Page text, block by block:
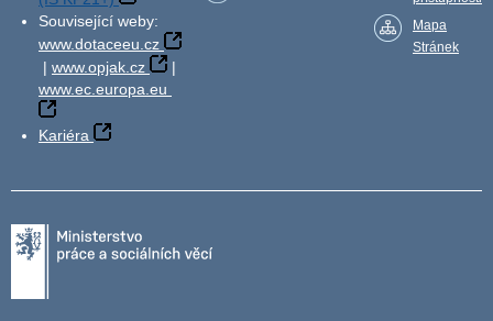
Související weby:
www.dotaceeu.cz
| www.opjak.cz
|
www.ec.europa.eu
Kariéra
Mapa
Stránek